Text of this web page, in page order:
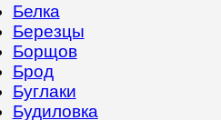
Белка
Березцы
Борщов
Брод
Буглаки
Будиловка